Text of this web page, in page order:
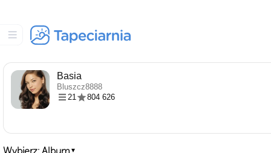
Basia
Bluszcz8888
21
804 626
▼